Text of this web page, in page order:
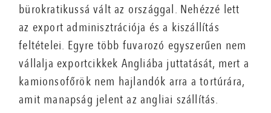
bürokratikussá vált az országgal. Nehézzé lett
az export adminisztrációja és a kiszállítás
feltételei. Egyre több fuvarozó egyszerűen nem
vállalja exportcikkek Angliába juttatását, mert a
kamionsofőrök nem hajlandók arra a tortúrára,
amit manapság jelent az angliai szállítás.